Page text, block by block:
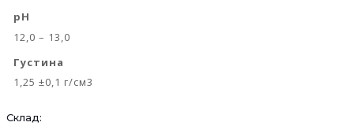
pH
12,0 – 13,0
Густина
1,25 ±0,1 г/см3
Склад: